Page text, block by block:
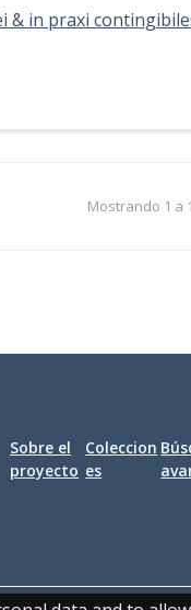
in praxi
Mostrando 1 a
Sobre el
proyecto
Coleccion
es